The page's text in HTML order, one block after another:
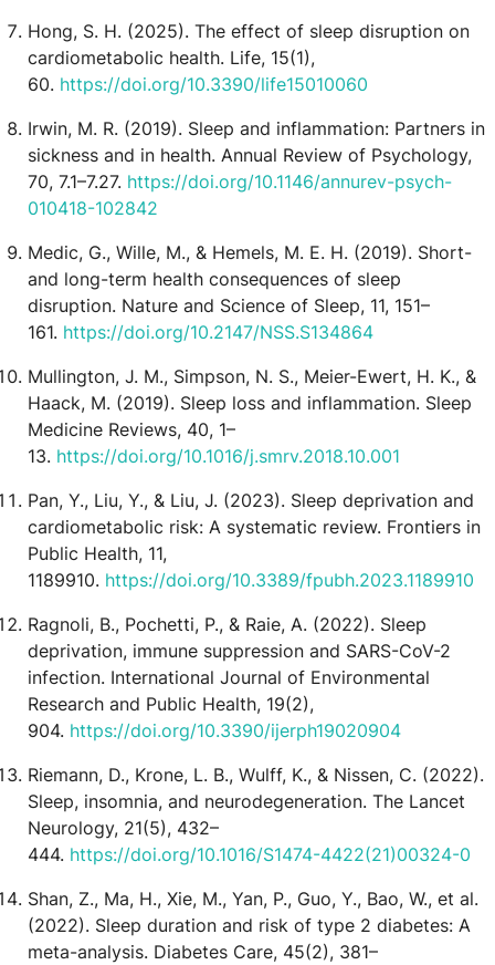
Hong, S. H. (2025). The effect of sleep disruption on
cardiometabolic health. Life, 15(1),
60. https://doi.org/10.3390/life15010060
Irwin, M. R. (2019). Sleep and inflammation: Partners in
sickness and in health. Annual Review of Psychology,
70, 7.1–7.27. https://doi.org/10.1146/annurev-psych-
010418-102842
Medic, G., Wille, M., & Hemels, M. E. H. (2019). Short-
and long-term health consequences of sleep
disruption. Nature and Science of Sleep, 11, 151–
161. https://doi.org/10.2147/NSS.S134864
Mullington, J. M., Simpson, N. S., Meier-Ewert, H. K., &
Haack, M. (2019). Sleep loss and inflammation. Sleep
Medicine Reviews, 40, 1–
13. https://doi.org/10.1016/j.smrv.2018.10.001
Pan, Y., Liu, Y., & Liu, J. (2023). Sleep deprivation and
cardiometabolic risk: A systematic review. Frontiers in
Public Health, 11,
1189910. https://doi.org/10.3389/fpubh.2023.1189910
Ragnoli, B., Pochetti, P., & Raie, A. (2022). Sleep
deprivation, immune suppression and SARS-CoV-2
infection. International Journal of Environmental
Research and Public Health, 19(2),
904. https://doi.org/10.3390/ijerph19020904
Riemann, D., Krone, L. B., Wulff, K., & Nissen, C. (2022).
Sleep, insomnia, and neurodegeneration. The Lancet
Neurology, 21(5), 432–
444. https://doi.org/10.1016/S1474-4422(21)00324-0
Shan, Z., Ma, H., Xie, M., Yan, P., Guo, Y., Bao, W., et al.
(2022). Sleep duration and risk of type 2 diabetes: A
meta-analysis. Diabetes Care, 45(2), 381–